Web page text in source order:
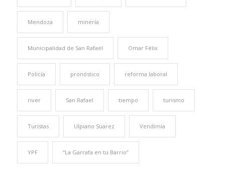
Mendoza minería
Municipalidad de San Rafael Omar Félix
Policía pronóstico reforma laboral
river San Rafael tiempo turismo
Turistas Ulpiano Suarez Vendimia
YPF “La Garrafa en tu Barrio”